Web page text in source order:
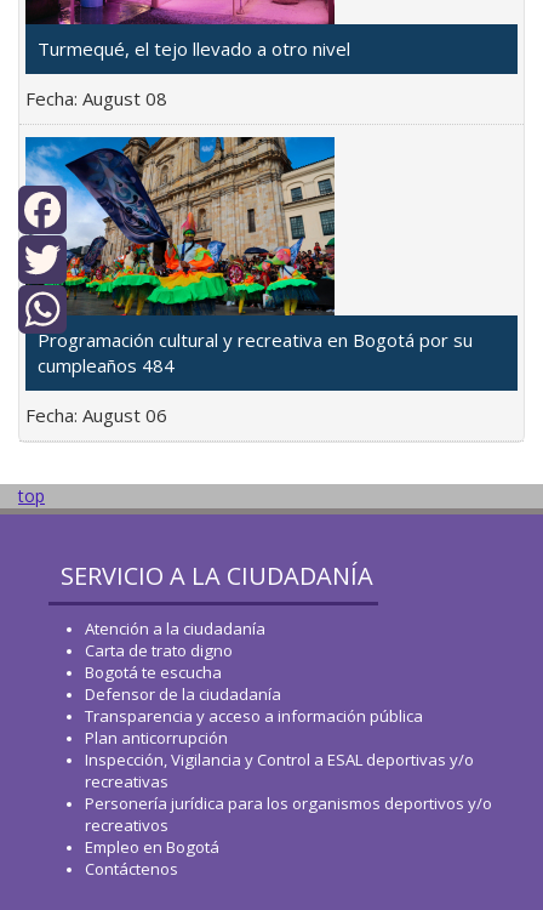
Facebook
Twitter
WhatsApp
Turmequé, el tejo llevado a otro nivel
Fecha: August 08
Programación cultural y recreativa en Bogotá por su
cumpleaños 484
Fecha: August 06
top
SERVICIO A LA CIUDADANÍA
Atención a la ciudadanía
Carta de trato digno
Bogotá te escucha
Defensor de la ciudadanía
Transparencia y acceso a información pública
Plan anticorrupción
Inspección, Vigilancia y Control a ESAL deportivas y/o
recreativas
Personería jurídica para los organismos deportivos y/o
recreativos
Empleo en Bogotá
Contáctenos